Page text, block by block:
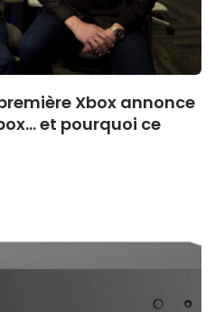
Xbox annonce
et pourquoi ce